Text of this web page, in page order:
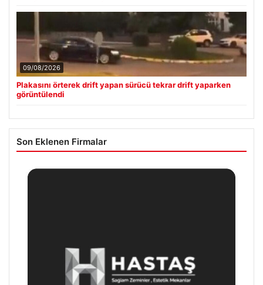
09/08/2026
Plakasını örterek drift yapan sürücü tekrar drift yaparken
görüntülendi
Son Eklenen Firmalar